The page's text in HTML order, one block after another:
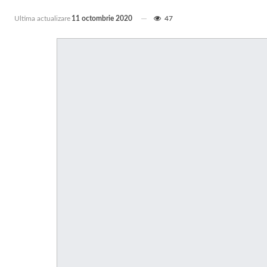
Ultima actualizare 11 octombrie 2020 47